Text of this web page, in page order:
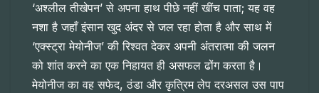
‘अश्लील तीखेपन’ से अपना हाथ पीछे नहीं खींच पाता; यह वह
नशा है जहाँ इंसान खुद अंदर से जल रहा होता है और साथ में
‘एक्स्ट्रा मेयोनीज’ की रिश्वत देकर अपनी अंतरात्मा की जलन
को शांत करने का एक निहायत ही असफल ढोंग करता है।
मेयोनीज का वह सफेद, ठंडा और कृत्रिम लेप दरअसल उस पाप